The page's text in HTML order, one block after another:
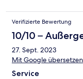
Verifizierte Bewertung
10/10 –
27. Sept. 2023
Mit Google übersetzen
Service